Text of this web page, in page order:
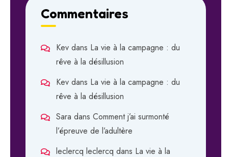
Commentaires
Kev dans La vie à la campagne : du
rêve à la désillusion
Kev dans La vie à la campagne : du
rêve à la désillusion
Sara dans Comment j’ai surmonté
l’épreuve de l’adultère
leclercq leclercq dans La vie à la